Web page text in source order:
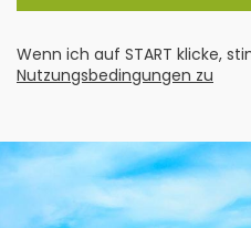
Wenn ich auf START klicke,
Nutzungsbedingungen zu